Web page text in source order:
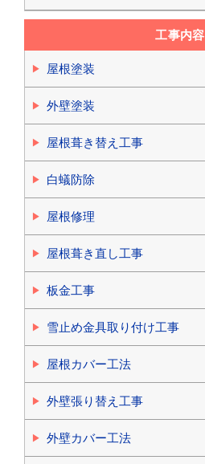
工事内容
屋根塗装
外壁塗装
屋根葺き替え工事
白蟻防除
屋根修理
屋根葺き直し工事
板金工事
雪止め金具取り付け工事
屋根カバー工法
外壁張り替え工事
外壁カバー工法